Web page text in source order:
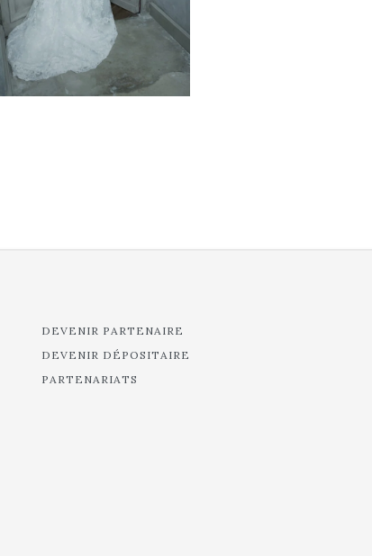
DEVENIR PARTENAIRE
DEVENIR DÉPOSITAIRE
PARTENARIATS